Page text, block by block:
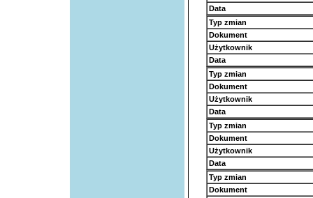
Data
Typ zmian
Dokument
Użytkownik
Data
Typ zmian
Dokument
Użytkownik
Data
Typ zmian
Dokument
Użytkownik
Data
Typ zmian
Dokument